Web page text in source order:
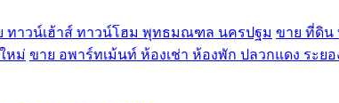
ทาวน์เฮ้าส์ ทาวน์โฮม พุทธมณฑล นครปฐม ขาย ที่ดิน
หม่ ขาย อพาร์ทเม้นท์ ห้องเช่า ห้องพัก ปลวกแดง ระยอ